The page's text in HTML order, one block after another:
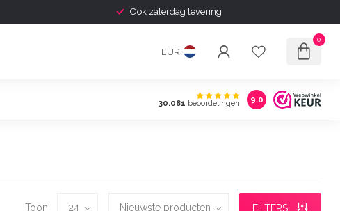
Ook zaterdag levering
EUR
0
30.081 beoordelingen 9.0
Toon: FILTERS